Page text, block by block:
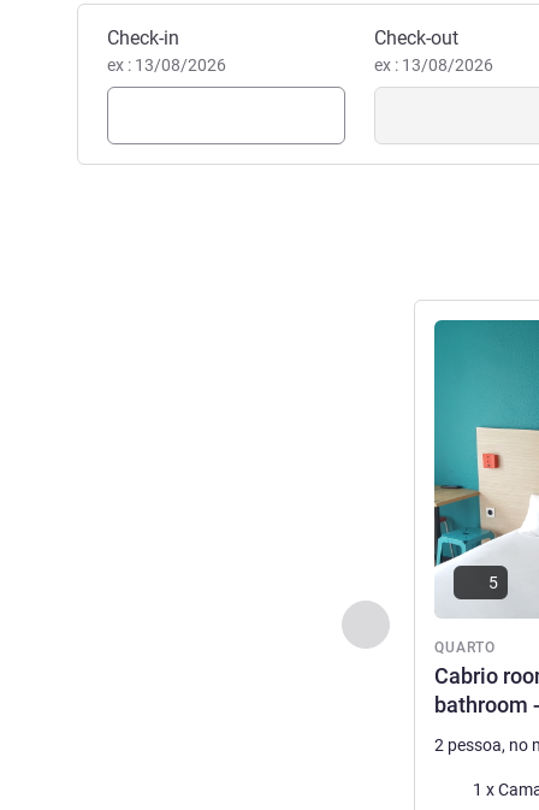
Reservar este hotel
Check-in
ex : 13/08/2026
Check-out
ex : 13/08/2026
Anterior - Quarto
QUARTO
Cabrio
bathroom
Ver detalhes
5
2 pessoa, no
Roupa de
1 x